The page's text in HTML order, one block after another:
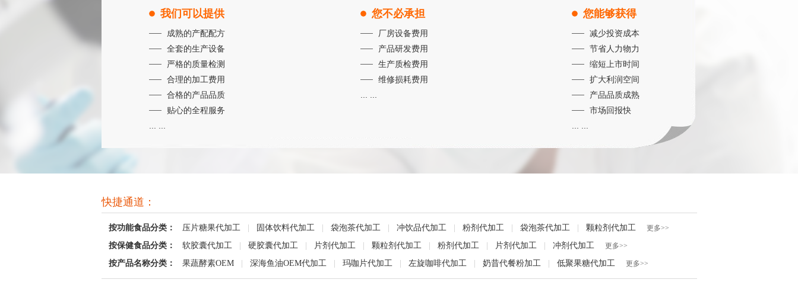
我们可以提供
成熟的产配配方
全套的生产设备
严格的质量检测
合理的加工费用
合格的产品品质
贴心的全程服务
您不必承担
厂房设备费用
产品研发费用
生产质检费用
维修损耗费用
您能够获得
减少投资成本
节省人力物力
缩短上市时间
扩大利润空间
产品品质成熟
市场回报快
快捷通道：
按功能食品分类： 压片糖果代加工 固体饮料代加工 袋泡茶代加工 冲饮品代加工 粉剂代加工 袋泡茶代加工 颗粒剂代加工 更多>>
按保健食品分类： 软胶囊代加工 硬胶囊代加工 片剂代加工 颗粒剂代加工 粉剂代加工 片剂代加工 冲剂代加工 更多>>
按产品名称分类： 果蔬酵素OEM 深海鱼油OEM代加工 玛咖片代加工 左旋咖啡代加工 奶昔代餐粉加工 低聚果糖代加工 更多>>